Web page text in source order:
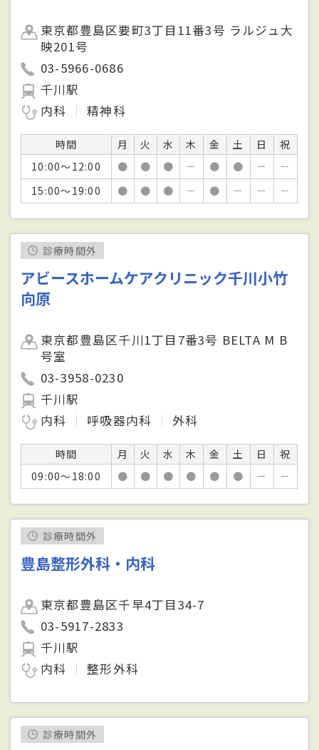
東京都豊島区要町3丁目11番3号 ラルジュ大
映201号
03-5966-0686
千川駅
内科
精神科
時間 月 火 水 木 金 土 日
祝
10:00～12:00
● ● ● － ● ● －
－
15:00～19:00
● ● ● － ● － － －
診療時間外
アビースホームケアクリニック千川小竹
向原
東京都豊島区千川1丁目7番3号 BELTA M B
号室
03-3958-0230
千川駅
内科
呼吸器内科 外科
時間 月 火 水 木 金 土 日
祝
09:00～18:00
● ● ● ● ● ● － －
診療時間外
豊島整形外科・内科
東京都豊島区千早4丁目34-7
03-5917-2833
千川駅
内科
整形外科
診療時間外